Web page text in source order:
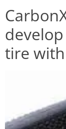
tire